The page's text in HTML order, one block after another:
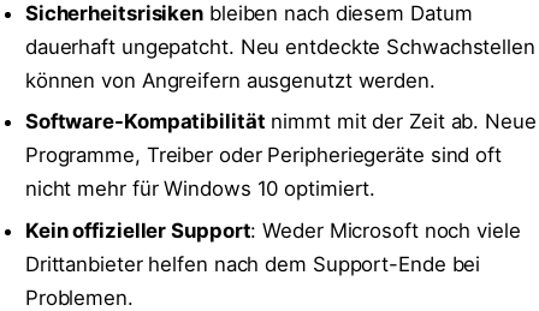
Sicherheitsrisiken bleiben nach diesem Datum
dauerhaft ungepatcht. Neu entdeckte Schwachstellen
können von Angreifern ausgenutzt werden.
Software-Kompatibilität nimmt mit der Zeit ab. Neue
Programme, Treiber oder Peripheriegeräte sind oft
nicht mehr für Windows 10 optimiert.
Kein offizieller Support: Weder Microsoft noch viele
Drittanbieter helfen nach dem Support-Ende bei
Problemen.